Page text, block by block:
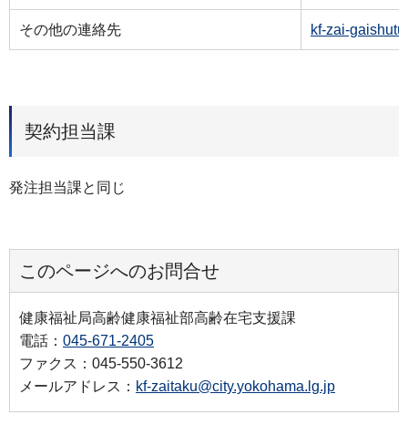
その他の連絡先 kf-zai-
契約担当課
発注担当課と同じ
このページへのお問合せ
健康福祉局高齢健康福祉部高齢在宅支援課
電話： 045-671-2405
ファクス：045-550-3612
メールアドレス： kf-zaitaku@city.yokohama.lg.jp